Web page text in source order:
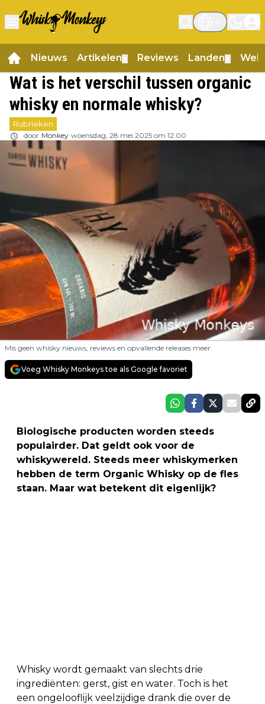
Nieuws Artikelen Reviews Landen
Wat is het verschil tussen organic
whisky en normale whisky?
Rubrieken
door Monkey woensdag, 28 mei 2025 om 12:00
Mis geen whisky nieuws, reviews en opvallende releases meer.
Voeg Whisky Monkeys toe als Google favoriet
Biologische producten worden steeds
populairder. Dat geldt ook voor de
whiskywereld. Steeds meer whiskymerken
hebben de term Organic Whisky op de fles
staan. Maar wat betekent dit eigenlijk?
Whisky wordt gemaakt van slechts drie
ingrediënten: gerst, gist en water. Toch is het
een ongelooflijk veelzijdige drank die over de